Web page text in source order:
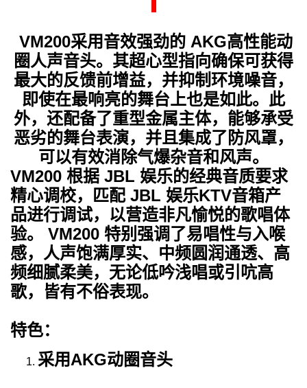
VM200采用音效强劲的 AKG高性能动
圈人声音头。其超心型指向确保可获得
最大的反馈前增益，并抑制环境噪音，
即使在最响亮的舞台上也是如此。此
外，还配备了重型金属主体，能够承受
恶劣的舞台表演，并且集成了防风罩，
可以有效消除气爆杂音和风声。
VM200 根据 JBL 娱乐的经典音质要求
精心调校，匹配JBL 娱乐KTV音箱产
品进行调试，以营造非凡愉悦的歌唱体
验。
VM200 特别强调了易唱性与入喉
感，人声饱满厚实、中频圆润通透、高
频细腻柔美，无论低吟浅唱或引吭高
歌，皆有不俗表现。
特色：
采用AKG动圈音头